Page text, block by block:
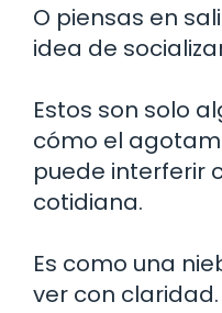
O piensas en
idea de
Estos son solo
cómo el
puede interferir
cotidiana.
Es como una
ver con claridad.